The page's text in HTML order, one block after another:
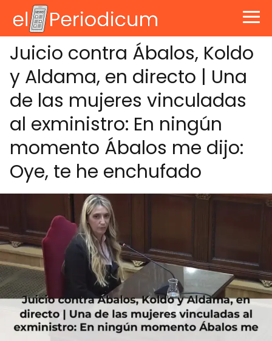
Juicio contra Ábalos, Koldo
y Aldama, en directo | Una
de las mujeres vinculadas
al exministro: En ningún
momento Ábalos me dijo:
Oye, te he enchufado